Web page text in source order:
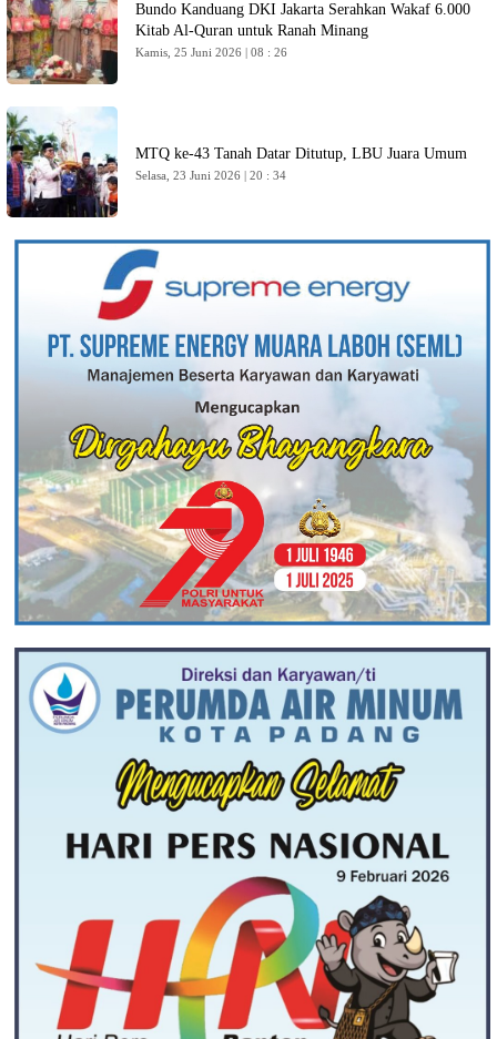
Bundo Kanduang DKI Jakarta Serahkan Wakaf 6.000
Kitab Al-Quran untuk Ranah Minang
Kamis, 25 Juni 2026 | 08 : 26
MTQ ke-43 Tanah Datar Ditutup, LBU Juara Umum
Selasa, 23 Juni 2026 | 20 : 34